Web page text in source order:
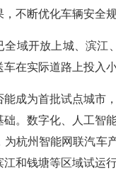
不断优化车辆安全规
全域开放上城、滨
在实际道路上投入
能成为首批试点城市
础。数字化、人工智
为杭州智能网联汽车
和钱塘等区域试运